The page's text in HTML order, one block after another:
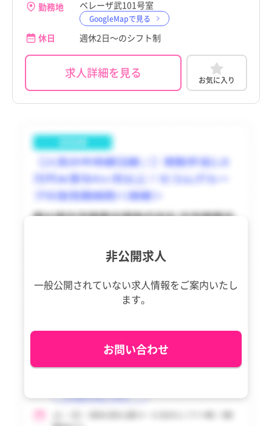
山口県
徳島県
香川県
愛媛県
高知県
福岡県
佐賀県
長崎県
熊本県
鹿児島県
tax_region
宇検村
瀬戸内町
龍郷町
徳之島町
天城町
伊仙町
和泊町
勤務地
ベレーザ武101号室
GoogleMapで見る
休日 週休2日～のシフト制
求人詳細を見る お気に入り
非公開求人
一般公開されていない求人情報をご案内いたし
ます。
お問い合わせ
山口県
徳島県
香川県
愛媛県
高知県
福岡県
佐賀県
長崎県
熊本県
鹿児島県
tax_region
宇検村
瀬戸内町
龍郷町
徳之島町
天城町
伊仙町
和泊町